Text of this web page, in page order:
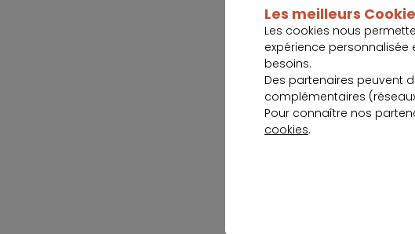
Les meilleurs
Les cookies nous
expérience
besoins.
Des partenaires peuvent
complémentaires
Pour connaître nos
cookies.